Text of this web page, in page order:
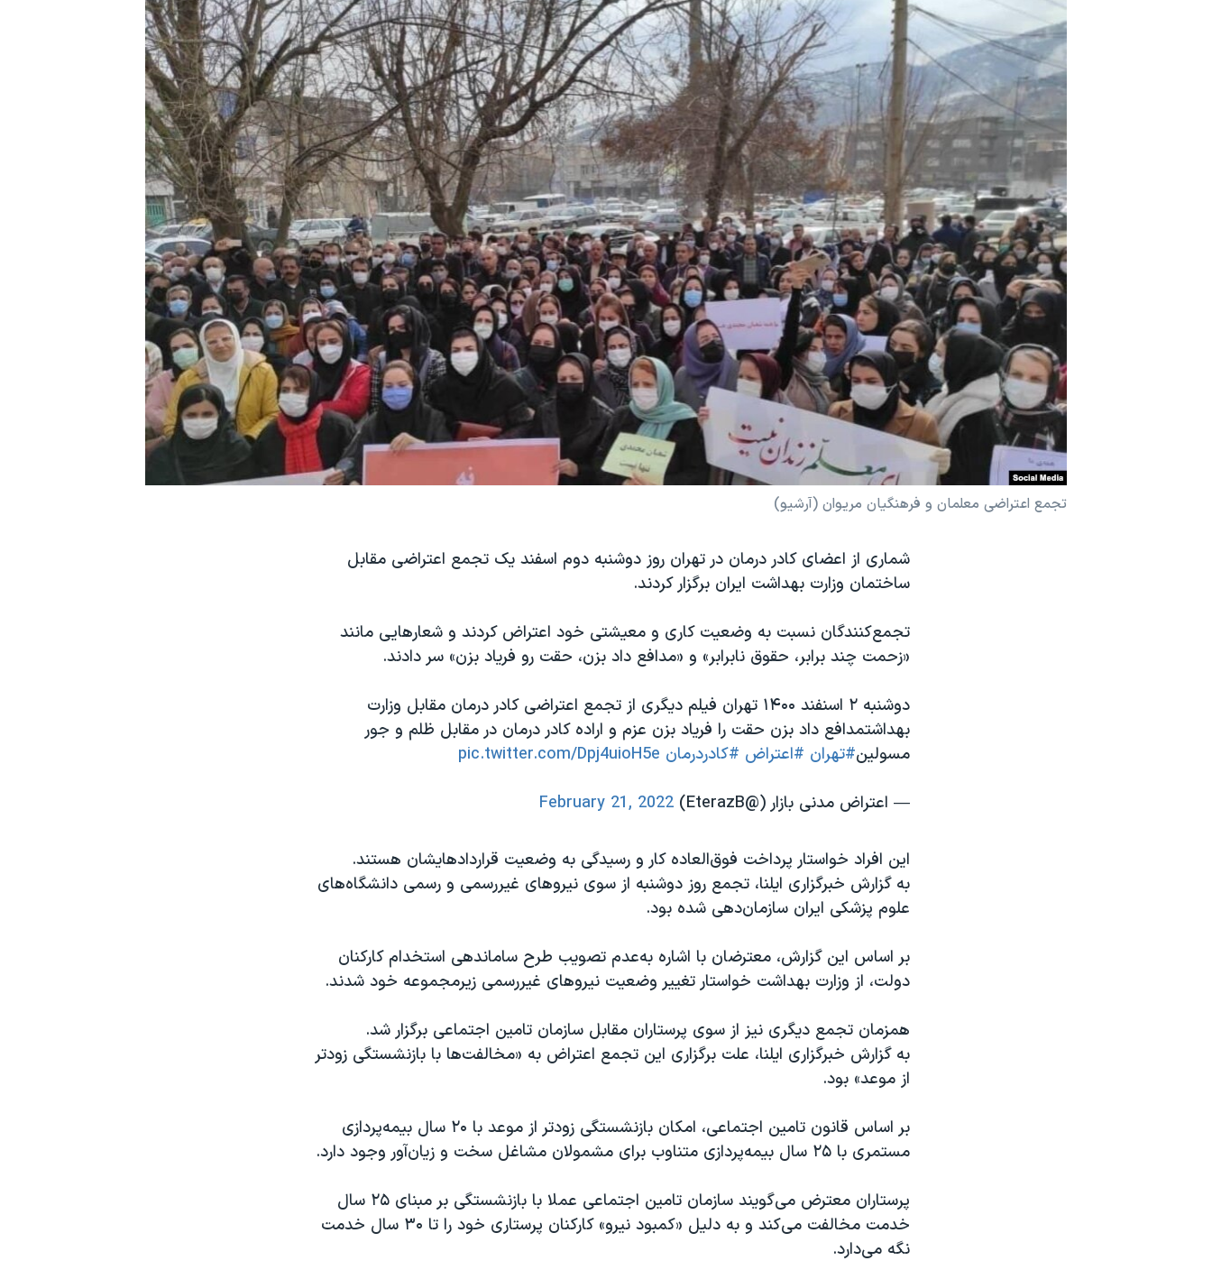
انتخابات ریاست جمهوری آمریکا ۲۰۲۴
حمله جمهوری اسلامی به اسرائیل
اعتراضات زن، زندگی، آزادی
مجموعه مستندهای دادخواهی
چهل سال گروگان‌گیری
قانون شفافیت دارائی کادر رهبری ایران
اعتراضات مردمی آبان ۹۸
نرگس محمدی برنده جایزه نوبل صلح
همایش محافظه‌کاران آمریکا «سی‌پک»
تجمع اعتراضی معلمان و فرهنگیان مریوان (آرشیو)
شماری از اعضای کادر درمان در تهران روز دوشنبه دوم اسفند یک تجمع اعتراضی مقابل
ساختمان وزارت بهداشت ایران برگزار کردند.
تجمع‌کنندگان نسبت به وضعیت کاری و معیشتی خود اعتراض کردند و شعارهایی مانند
«زحمت چند برابر، حقوق نابرابر» و «مدافع داد بزن، حقت رو فریاد بزن» سر دادند.
دوشنبه ۲ اسنفند ۱۴۰۰ تهران فیلم دیگری از تجمع اعتراضی کادر درمان مقابل وزارت
بهداشتمدافع داد بزن حقت را فریاد بزن عزم و اراده کادر درمان در مقابل ظلم و جور
مسولین#تهران #اعتراض #کادردرمان pic.twitter.com/Dpj4uioH5e
— اعتراض مدنی بازار (@EterazB)
February 21, 2022
این افراد خواستار پرداخت فوق‌العاده کار و رسیدگی به وضعیت قراردادهایشان هستند.
به گزارش خبرگزاری ایلنا، تجمع روز دوشنبه از سوی نیروهای غیررسمی و رسمی دانشگاه‌های
علوم پزشکی ایران سازمان‌دهی شده بود.
بر اساس این گزارش، معترضان با اشاره به‌عدم تصویب طرح ساماندهی استخدام کارکنان
دولت، از وزارت بهداشت خواستار تغییر وضعیت نیروهای غیررسمی زیرمجموعه خود شدند.
همزمان تجمع دیگری نیز از سوی پرستاران مقابل سازمان تامین اجتماعی برگزار شد.
به گزارش خبرگزاری ایلنا، علت برگزاری این تجمع اعتراض به «مخالفت‌ها با بازنشستگی زودتر
از موعد» بود.
بر اساس قانون تامین اجتماعی، امکان بازنشستگی زودتر از موعد با ۲۰ سال بیمه‌پردازی
مستمری با ۲۵ سال بیمه‌پردازی متناوب برای مشمولان مشاغل سخت و زیان‌آور وجود دارد.
پرستاران معترض می‌گویند سازمان تامین اجتماعی عملا با بازنشستگی بر مبنای ۲۵ سال
خدمت مخالفت می‌کند و به دلیل «کمبود نیرو» کارکنان پرستاری خود را تا ۳۰ سال خدمت
نگه می‌دارد.